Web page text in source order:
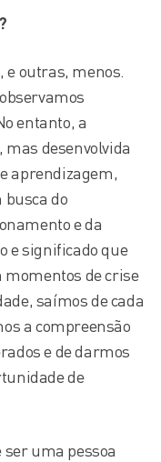
e outras, menos.
entanto, a
desenvolvida
aprendizagem,
busca do
e da
e significado que
momentos de crise
saímos de cada
a compreensão
e de darmos
de
uma pessoa